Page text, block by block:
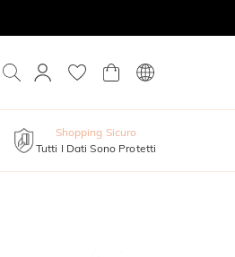
Shopping Sicuro
Tutti I Dati Sono Protetti